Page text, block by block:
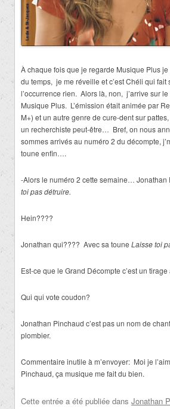
À chaque fois que je regarde Musique Plus
du temps, je me réveille et c’est Chéli qui fait
l’occurrence rien. Alors là, non, j’arrive sur
Musique Plus. L’émission était animée par
M+) et un autre genre de cure-dent sur pattes,
un recherchiste peut-être… Bref, on nous
sommes arrivés au numéro 2 du décompte,
toune enfin….
-Alors le numéro 2 cette semaine… Jonathan
toi pas détruire.
Hein????
Jonathan qui???? Avec sa toune Laisse toi
Est-ce que le Grand Décompte c’est un
Qui qui vote coudon?
Jonathan Pinchaud c’est pas un nom de
plombier.
Commentaire inutile à m’envoyer: Moi je
Pinchaud, ça musique me fait du bien.
Cette entrée a été publiée dans Jonathan